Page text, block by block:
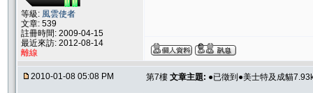
等級: 風雲使者
文章: 539
註冊時間: 2009-04-15
最近來訪: 2012-08-14
離線
2010-01-08 05:08 PM 第7樓 文章主題: ●已徵到●美士特及成貓